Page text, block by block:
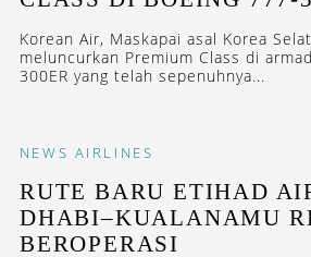
Korean Air, Maskapai asal Korea
meluncurkan Premium Class di
300ER yang telah sepenuhnya...
NEWS AIRLINES
RUTE BARU ETIHAD
DHABI–KUALANAMU
BEROPERASI